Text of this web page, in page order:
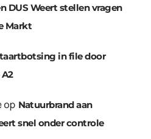
DUS Weert stellen vragen
Markt
in file door
op Natuurbrand aan
snel onder controle